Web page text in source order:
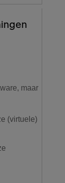
maar
(virtuele)